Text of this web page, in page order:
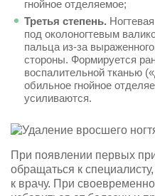
гнойное отделяемое;
Третья степень.
под околоногтевым
пальца из-за
стороны. Формируется
воспалительной тканью
обильное гнойное
усиливаются.
При появлении первых
обращаться к
к врачу. При